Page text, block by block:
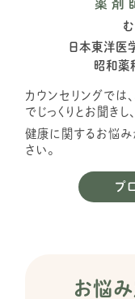
薬剤
日本東洋医
昭和薬
カウンセリングでは
でじっくりとお聞き
健康に関するお悩み
さい。
プ
お悩